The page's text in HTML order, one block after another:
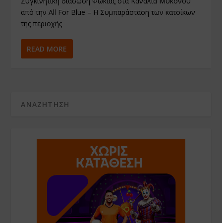
από την All For Blue – Η Συμπαράσταση των κατοίκων
της περιοχής
READ MORE